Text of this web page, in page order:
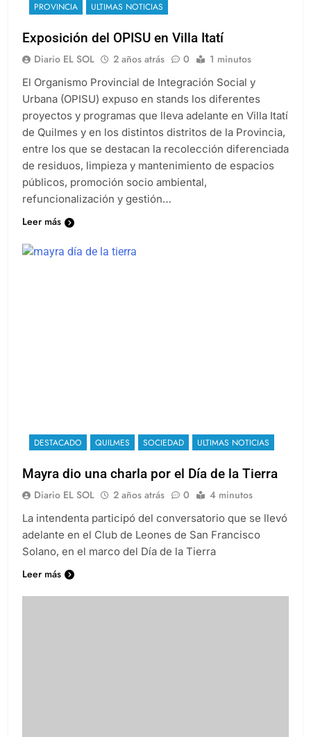
PROVINCIA ULTIMAS NOTICIAS
Exposición del OPISU en Villa Itatí
Diario EL SOL 2 años atrás 0 1 minutos
El Organismo Provincial de Integración Social y
Urbana (OPISU) expuso en stands los diferentes
proyectos y programas que lleva adelante en Villa Itatí
de Quilmes y en los distintos distritos de la Provincia,
entre los que se destacan la recolección diferenciada
de residuos, limpieza y mantenimiento de espacios
públicos, promoción socio ambiental,
refuncionalización y gestión…
Leer más
DESTACADO QUILMES SOCIEDAD ULTIMAS NOTICIAS
Mayra dio una charla por el Día de la Tierra
Diario EL SOL 2 años atrás 0 4 minutos
La intendenta participó del conversatorio que se llevó
adelante en el Club de Leones de San Francisco
Solano, en el marco del Día de la Tierra
Leer más